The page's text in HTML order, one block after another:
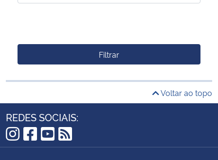
Filtrar
Voltar ao topo
REDES SOCIAIS:
Instagram
Facebook
YouTube
RSS